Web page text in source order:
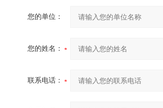
您的单位：
您的姓名：
联系电话：